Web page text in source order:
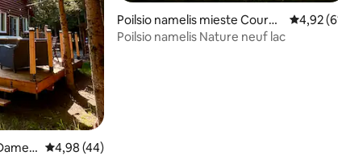
6
Vidutinis įvertinimas: 4,98 iš 5, atsiliepimų: 44
4,98 (44)
Poilsio namelis mieste Cource
lles-Saint-Évariste
Vidutinis
4,92
Poilsio namelis Nature neuf lac